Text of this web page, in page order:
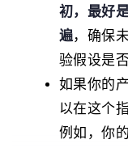
初，最好
遍，确保
验假设是
如果你的
以在这个
例如，你